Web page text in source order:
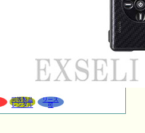
同等製品
レンタル
リース
可